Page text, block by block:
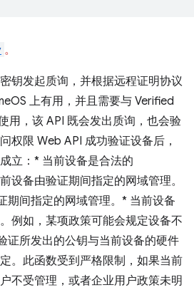
。
钥发起质询，并根据远程证明协议
上有用，并且需要与 Verified
用，该 API 既会发出质询，也会验
权限 Web API 成功验证设备后，
立：* 当前设备是合法的
设备由验证期间指定的网域管理。
期间指定的网域管理。* 当前设备
例如，某项政策可能会规定设备不
证所发出的公钥与当前设备的硬件
。此函数受到严格限制，如果当前
不受管理，或者企业用户政策未明